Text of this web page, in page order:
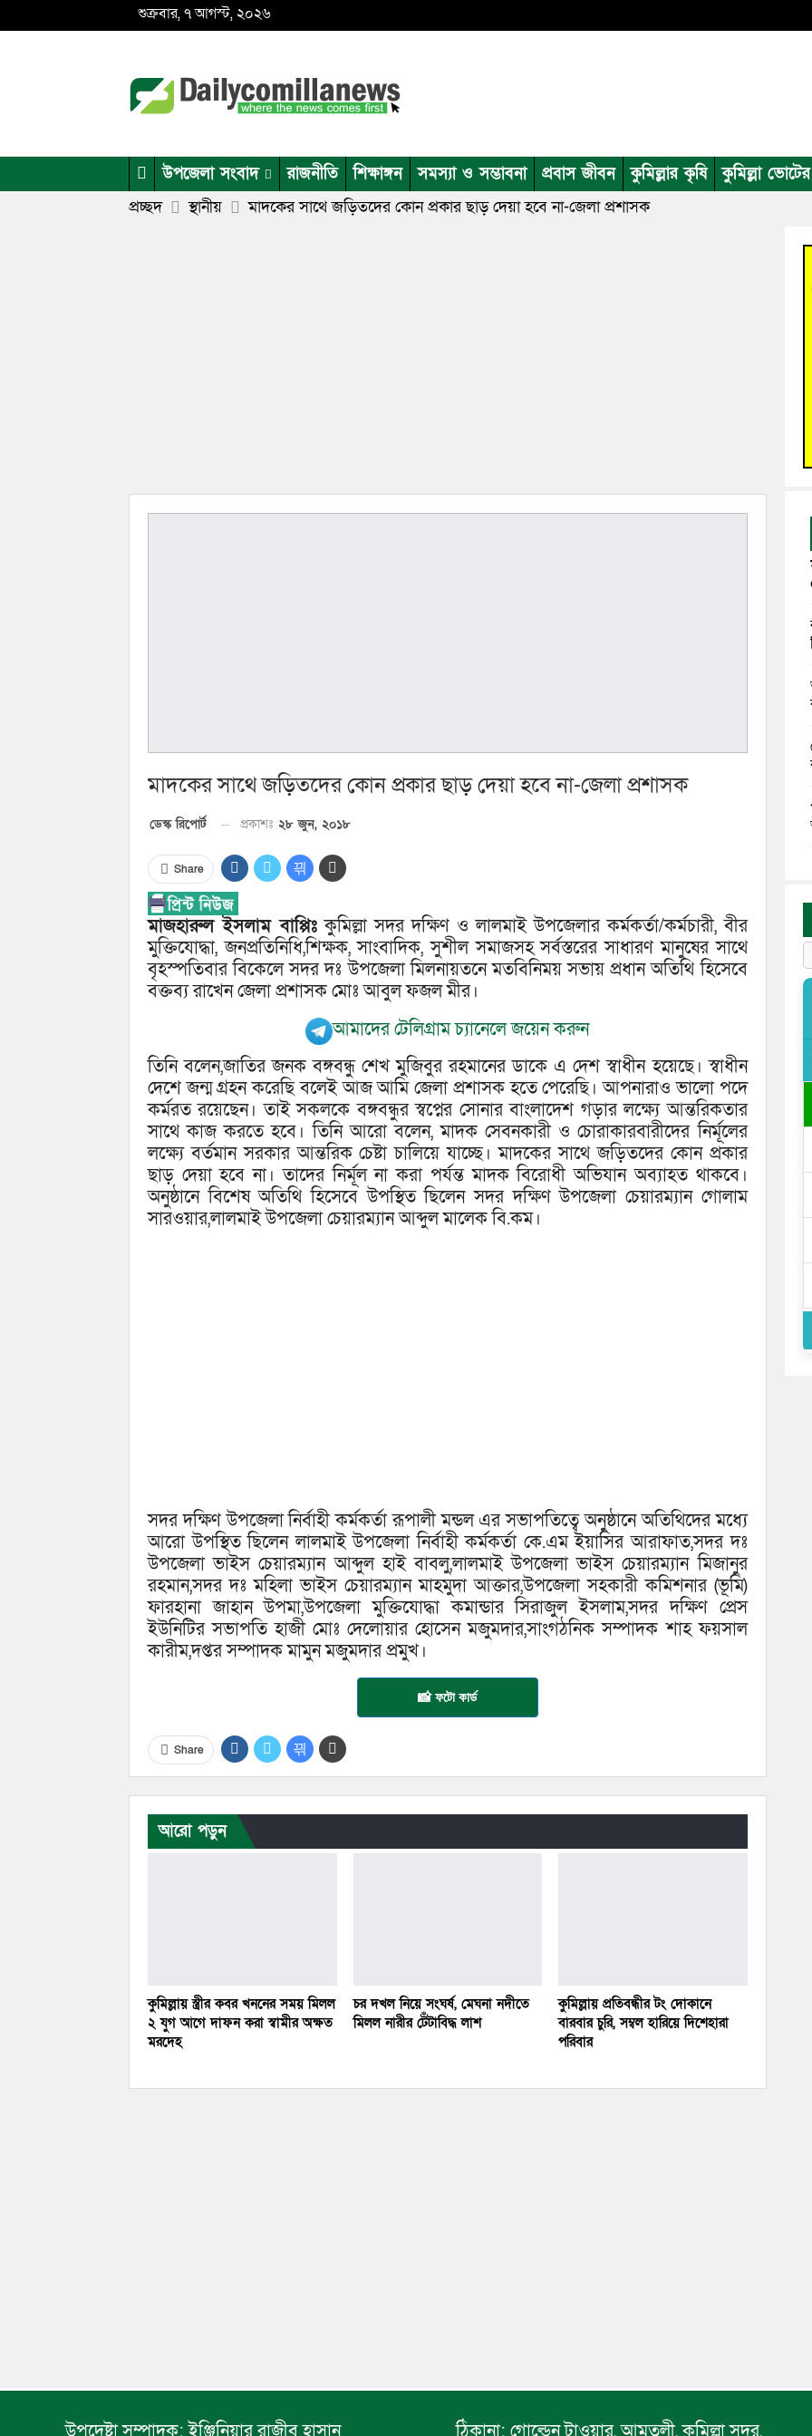
শুক্রবার, ৭ আগস্ট, ২০২৬
উপজেলা সংবাদ রাজনীতি শিক্ষাঙ্গন সমস্যা ও সম্ভাবনা প্রবাস জীবন কুমিল্লার কৃষি কুমিল্লা
প্রচ্ছদ
স্থানীয় মাদকের সাথে জড়িতদের কোন প্রকার ছাড় দেয়া হবে না-জেলা প্রশাসক
মাদকের সাথে জড়িতদের কোন প্রকার ছাড় দেয়া হবে না-জেলা প্রশাসক
ডেস্ক রিপোর্ট প্রকাশঃ ২৮ জুন, ২০১৮
Share
মাজহারুল ইসলাম বাপ্পিঃকুমিল্লা সদর দক্ষিণ ও লালমাই উপজেলার কর্মকর্তা/কর্মচারী, বীর
মুক্তিযোদ্ধা, জনপ্রতিনিধি,শিক্ষক, সাংবাদিক, সুশীল সমাজসহ সর্বস্তরের সাধারণ মানুষের সাথে
বৃহস্পতিবার বিকেলে সদর দঃ উপজেলা মিলনায়তনে মতবিনিময় সভায় প্রধান অতিথি হিসেবে
বক্তব্য রাখেন জেলা প্রশাসক মোঃ আবুল ফজল মীর।
আমাদের টেলিগ্রাম চ্যানেলে জয়েন করুন
তিনি বলেন,জাতির জনক বঙ্গবন্ধু শেখ মুজিবুর রহমানের ডাকে এ দেশ স্বাধীন হয়েছে। স্বাধীন
দেশে জন্ম গ্রহন করেছি বলেই আজ আমি জেলা প্রশাসক হতে পেরেছি। আপনারাও ভালো পদে
কর্মরত রয়েছেন। তাই সকলকে বঙ্গবন্ধুর স্বপ্নের সোনার বাংলাদেশ গড়ার লক্ষ্যে আন্তরিকতার
সাথে কাজ করতে হবে। তিনি আরো বলেন, মাদক সেবনকারী ও চোরাকারবারীদের নির্মূলের
লক্ষ্যে বর্তমান সরকার আন্তরিক চেষ্টা চালিয়ে যাচ্ছে। মাদকের সাথে জড়িতদের কোন প্রকার
ছাড় দেয়া হবে না। তাদের নির্মূল না করা পর্যন্ত মাদক বিরোধী অভিযান অব্যাহত থাকবে।
অনুষ্ঠানে বিশেষ অতিথি হিসেবে উপস্থিত ছিলেন সদর দক্ষিণ উপজেলা চেয়ারম্যান গোলাম
সারওয়ার,লালমাই উপজেলা চেয়ারম্যান আব্দুল মালেক বি.কম।
সদর দক্ষিণ উপজেলা নির্বাহী কর্মকর্তা রূপালী মন্ডল এর সভাপতিত্বে অনুষ্ঠানে অতিথিদের মধ্যে
আরো উপস্থিত ছিলেন লালমাই উপজেলা নির্বাহী কর্মকর্তা কে.এম ইয়াসির আরাফাত,সদর দঃ
উপজেলা ভাইস চেয়ারম্যান আব্দুল হাই বাবলু,লালমাই উপজেলা ভাইস চেয়ারম্যান মিজানুর
রহমান,সদর দঃ মহিলা ভাইস চেয়ারম্যান মাহমুদা আক্তার,উপজেলা সহকারী কমিশনার (ভূমি)
ফারহানা জাহান উপমা,উপজেলা মুক্তিযোদ্ধা কমান্ডার সিরাজুল ইসলাম,সদর দক্ষিণ প্রেস
ইউনিটির সভাপতি হাজী মোঃ দেলোয়ার হোসেন মজুমদার,সাংগঠনিক সম্পাদক শাহ ফয়সাল
কারীম,দপ্তর সম্পাদক মামুন মজুমদার প্রমুখ।
📸 ফটো কার্ড
Share
আরো পড়ুন
কুমিল্লায় স্ত্রীর কবর খননের সময় মিলল
২ যুগ আগে দাফন করা স্বামীর অক্ষত
মরদেহ
চর দখল নিয়ে সংঘর্ষ, মেঘনা নদীতে
মিলল নারীর টেঁটাবিদ্ধ লাশ
কুমিল্লায় প্রতিবন্ধীর টং দোকানে
বারবার চুরি, সম্বল হারিয়ে দিশেহারা
পরিবার
উপদেষ্টা সম্পাদক:ইঞ্জিনিয়ার রাজীব হাসান ঠিকানা: গোল্ডেন টাওয়ার, আমতলী, কুমিল্লা সদর,